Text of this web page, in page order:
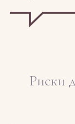
Риски